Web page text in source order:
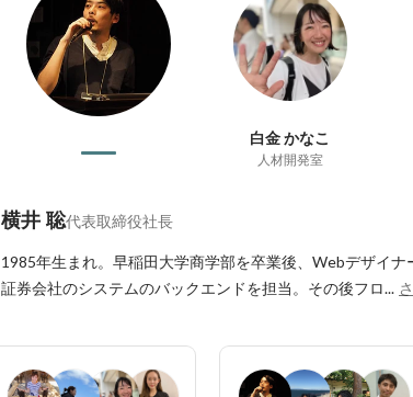
白金 かなこ
人材開発室
横井 聡代表取締役社長
1985年生まれ。早稲田大学商学部を卒業後、Webデザイ
証券会社のシステムのバックエンドを担当。その後フロ...